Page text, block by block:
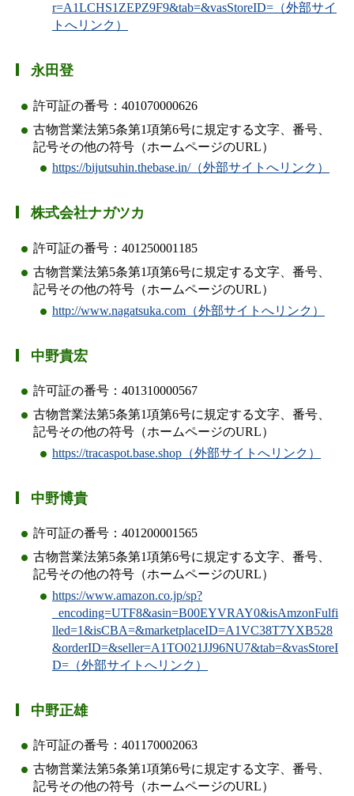
r=A1LCHS1ZEPZ9F9&tab=&vasStoreID=（外部サイ
トへリンク）
永田登
許可証の番号：401070000626
古物営業法第5条第1項第6号に規定する文字、番号、
記号その他の符号（ホームページのURL）
https://bijutsuhin.thebase.in/（外部サイトへリンク）
株式会社ナガツカ
許可証の番号：401250001185
古物営業法第5条第1項第6号に規定する文字、番号、
記号その他の符号（ホームページのURL）
http://www.nagatsuka.com（外部サイトへリンク）
中野貴宏
許可証の番号：401310000567
古物営業法第5条第1項第6号に規定する文字、番号、
記号その他の符号（ホームページのURL）
https://tracaspot.base.shop（外部サイトへリンク）
中野博貴
許可証の番号：401200001565
古物営業法第5条第1項第6号に規定する文字、番号、
記号その他の符号（ホームページのURL）
https://www.amazon.co.jp/sp?
_encoding=UTF8&asin=B00EYVRAY0&isAmzonFulfi
lled=1&isCBA=&marketplaceID=A1VC38T7YXB528
&orderID=&seller=A1TO021JJ96NU7&tab=&vasStoreI
D=（外部サイトへリンク）
中野正雄
許可証の番号：401170002063
古物営業法第5条第1項第6号に規定する文字、番号、
記号その他の符号（ホームページのURL）